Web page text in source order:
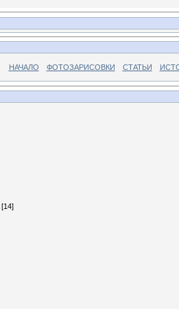
НАЧАЛО ФОТОЗАРИСОВКИ СТАТЬИ
[14]